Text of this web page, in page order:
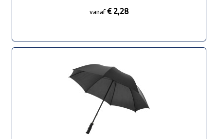
vanaf € 2,28